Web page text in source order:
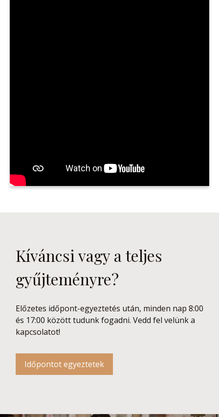
Kíváncsi vagy a teljes
gyűjteményre?
Előzetes időpont-egyeztetés után, minden nap 8:00
és 17:00 között tudunk fogadni. Vedd fel velünk a
kapcsolatot!
Időpontot egyeztetek